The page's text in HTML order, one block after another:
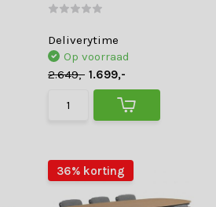
Deliverytime
Op voorraad
2.649,- 1.699,-
36% korting